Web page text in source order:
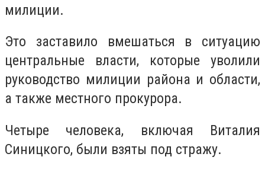
милиции.
Это заставило вмешаться в ситуацию
центральные власти, которые уволили
руководство милиции района и области,
а также местного прокурора.
Четыре человека, включая Виталия
Синицкого, были взяты под стражу.